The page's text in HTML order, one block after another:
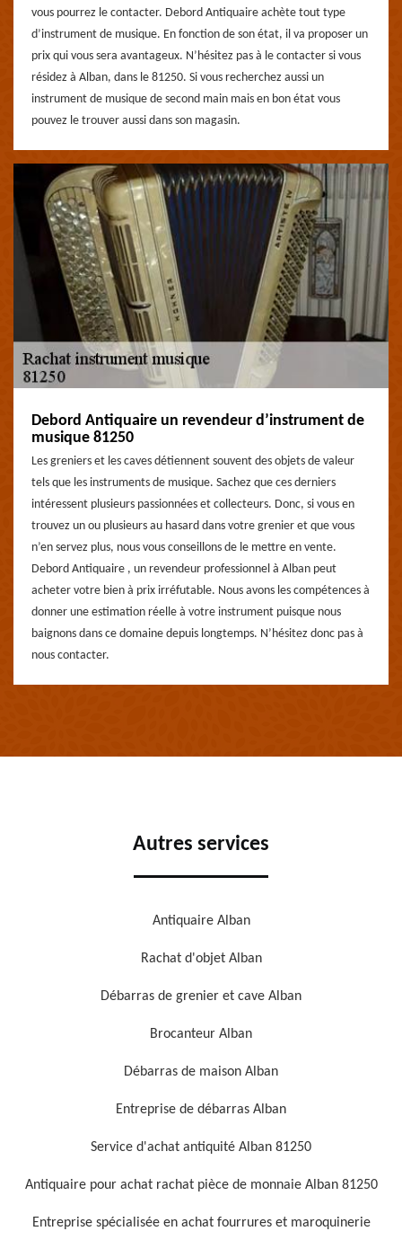
vous pourrez le contacter. Debord Antiquaire achète tout type
d’instrument de musique. En fonction de son état, il va proposer un
prix qui vous sera avantageux. N’hésitez pas à le contacter si vous
résidez à Alban, dans le 81250. Si vous recherchez aussi un
instrument de musique de second main mais en bon état vous
pouvez le trouver aussi dans son magasin.
Debord Antiquaire un revendeur d’instrument de
musique 81250
Les greniers et les caves détiennent souvent des objets de valeur
tels que les instruments de musique. Sachez que ces derniers
intéressent plusieurs passionnées et collecteurs. Donc, si vous en
trouvez un ou plusieurs au hasard dans votre grenier et que vous
n’en servez plus, nous vous conseillons de le mettre en vente.
Debord Antiquaire , un revendeur professionnel à Alban peut
acheter votre bien à prix irréfutable. Nous avons les compétences à
donner une estimation réelle à votre instrument puisque nous
baignons dans ce domaine depuis longtemps. N’hésitez donc pas à
nous contacter.
Autres services
Antiquaire Alban
Rachat d'objet Alban
Débarras de grenier et cave Alban
Brocanteur Alban
Débarras de maison Alban
Entreprise de débarras Alban
Service d'achat antiquité Alban 81250
Antiquaire pour achat rachat pièce de monnaie Alban 81250
Entreprise spécialisée en achat fourrures et maroquinerie